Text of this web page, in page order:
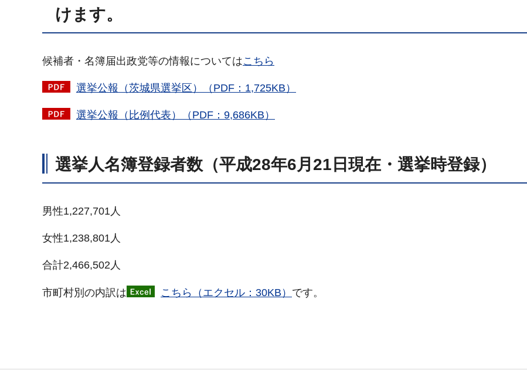
けます。
候補者・名簿届出政党等の情報についてはこちら
選挙公報（茨城県選挙区）（PDF：1,725KB）
選挙公報（比例代表）（PDF：9,686KB）
選挙人名簿登録者数（平成28年6月21日現在・選挙時登録）
男性1,227,701人
女性1,238,801人
合計2,466,502人
市町村別の内訳は こちら（エクセル：30KB） です。